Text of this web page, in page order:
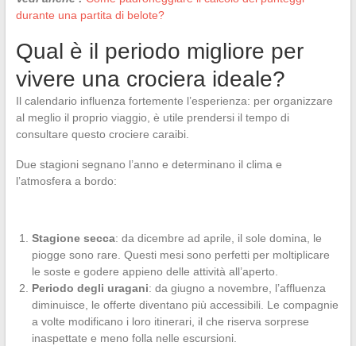
durante una partita di belote?
Qual è il periodo migliore per
vivere una crociera ideale?
Il calendario influenza fortemente l’esperienza: per organizzare
al meglio il proprio viaggio, è utile prendersi il tempo di
consultare questo crociere caraibi.
Due stagioni segnano l’anno e determinano il clima e
l’atmosfera a bordo:
Stagione secca: da dicembre ad aprile, il sole domina, le
piogge sono rare. Questi mesi sono perfetti per moltiplicare
le soste e godere appieno delle attività all’aperto.
Periodo degli uragani: da giugno a novembre, l’affluenza
diminuisce, le offerte diventano più accessibili. Le compagnie
a volte modificano i loro itinerari, il che riserva sorprese
inaspettate e meno folla nelle escursioni.